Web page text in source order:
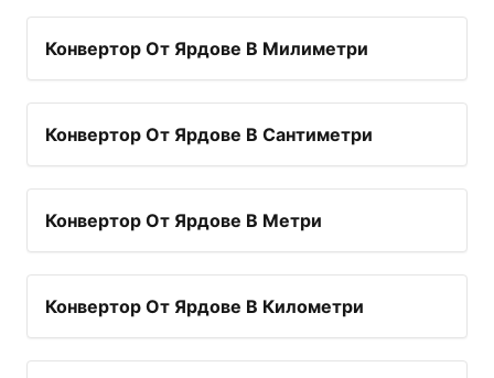
Конвертор От Ярдове В Милиметри
Конвертор От Ярдове В Сантиметри
Конвертор От Ярдове В Метри
Конвертор От Ярдове В Километри